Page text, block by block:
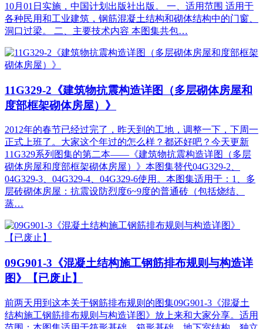
10月01日实施，中国计划出版社出版。 一、适用范围 适用于
各种民用和工业建筑，钢筋混凝土结构和砌体结构中的门窗、
洞口过梁。 二、主要技术内容 本图集共包…
11G329-2《建筑物抗震构造详图（多层砌体房屋和
度部框架砌体房屋）》
2012年的春节已经过完了，昨天到的工地，调整一下，下周一
正式上班了。大家这个年过的怎么样？都还好吧？今天更新
11G329系列图集的第二本——《建筑物抗震构造详图（多层
砌体房屋和度部框架砌体房屋）》本图集替代04G329-2、
04G329-3、04G329-4、04G329-6使用。本图集适用于：1、多
层砖砌体房屋：抗震设防烈度6~9度的普通砖（包括烧结、
蒸…
09G901-3《混凝土结构施工钢筋排布规则与构造详
图》【已废止】
前两天用到这本关于钢筋排布规则的图集09G901-3《混凝土
结构施工钢筋排布规则与构造详图》放上来和大家分享。适用